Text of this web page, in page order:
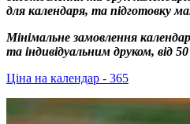
для календаря, та підготовку
Мінімальне замовлення
та індивідуальним друком, від
Ціна на календар - 365